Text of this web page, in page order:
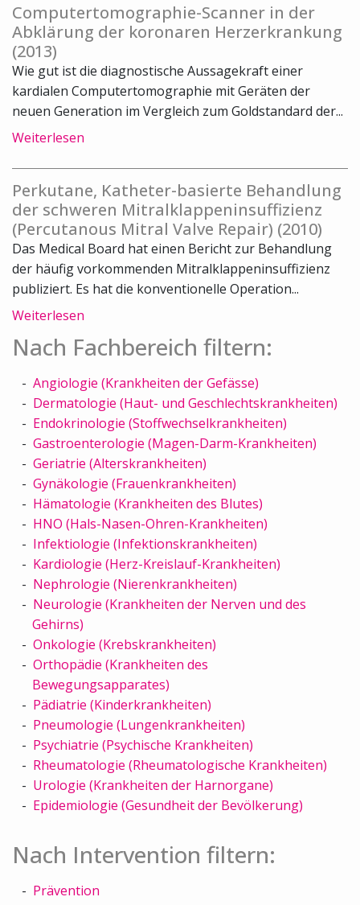
Computertomographie-Scanner in der
Abklärung der koronaren Herzerkrankung
(2013)
Wie gut ist die diagnostische Aussagekraft einer
kardialen Computertomographie mit Geräten der
neuen Generation im Vergleich zum Goldstandard der...
Weiterlesen
Perkutane, Katheter-basierte Behandlung
der schweren Mitralklappeninsuffizienz
(Percutanous Mitral Valve Repair) (2010)
Das Medical Board hat einen Bericht zur Behandlung
der häufig vorkommenden Mitralklappeninsuffizienz
publiziert. Es hat die konventionelle Operation...
Weiterlesen
Nach Fachbereich filtern:
Angiologie (Krankheiten der Gefässe)
Dermatologie (Haut- und Geschlechtskrankheiten)
Endokrinologie (Stoffwechselkrankheiten)
Gastroenterologie (Magen-Darm-Krankheiten)
Geriatrie (Alterskrankheiten)
Gynäkologie (Frauenkrankheiten)
Hämatologie (Krankheiten des Blutes)
HNO (Hals-Nasen-Ohren-Krankheiten)
Infektiologie (Infektionskrankheiten)
Kardiologie (Herz-Kreislauf-Krankheiten)
Nephrologie (Nierenkrankheiten)
Neurologie (Krankheiten der Nerven und des
Gehirns)
Onkologie (Krebskrankheiten)
Orthopädie (Krankheiten des
Bewegungsapparates)
Pädiatrie (Kinderkrankheiten)
Pneumologie (Lungenkrankheiten)
Psychiatrie (Psychische Krankheiten)
Rheumatologie (Rheumatologische Krankheiten)
Urologie (Krankheiten der Harnorgane)
Epidemiologie (Gesundheit der Bevölkerung)
Nach Intervention filtern:
Prävention